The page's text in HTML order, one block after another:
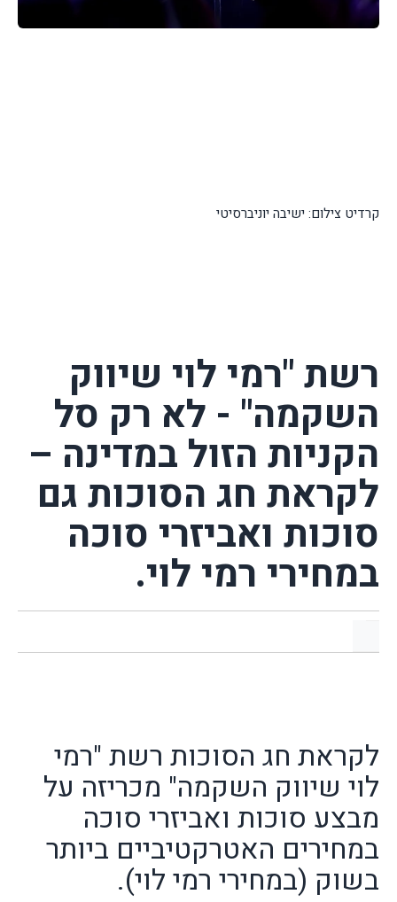
קרדיט צילום: ישיבה יוניברסיטי
רשת "רמי לוי שיווק
השקמה" - לא רק סל
הקניות הזול במדינה –
לקראת חג הסוכות גם
סוכות ואביזרי סוכה
במחירי רמי לוי.
לקראת חג הסוכות רשת "רמי
לוי שיווק השקמה" מכריזה על
מבצע סוכות ואביזרי סוכה
במחירים האטרקטיביים ביותר
בשוק (במחירי רמי לוי).